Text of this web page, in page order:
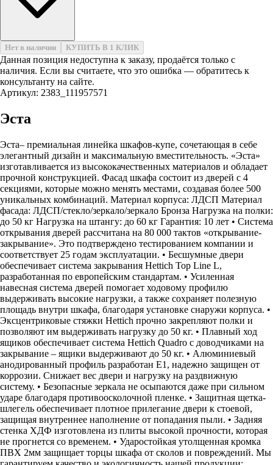
Нет в наличии КУПИТЬ В 1 КЛИК
Данная позиция недоступна к заказу, продаётся только с
наличия. Если вы считаете, что это ошибка — обратитесь к
консультанту на сайте.
Артикул: 2383_111957571
Эста
Эста– премиальная линейка шкафов-купе, сочетающая в себе
элегантный дизайн и максимальную вместительность. «Эста»
изготавливается из высококачественных материалов и обладает
прочной конструкцией. Фасад шкафа состоит из дверей с 4
секциями, которые можно менять местами, создавая более 500
уникальных комбинаций. Материал корпуса: ЛДСП Материал
фасада: ЛДСП/стекло/зеркало/зеркало Бронза Нагрузка на полки:
до 50 кг Нагрузка на штангу: до 60 кг Гарантия: 10 лет • Система
открывания дверей рассчитана на 80 000 тактов «открывание-
закрывание». Это подтверждено тестированием компании и
соответствует 25 годам эксплуатации. • Бесшумные двери
обеспечивает система закрывания Hettich Top Line L,
разработанная по европейским стандартам. • Усиленная
навесная система дверей помогает ходовому профилю
выдерживать высокие нагрузки, а также сохраняет полезную
площадь внутри шкафа, благодаря установке снаружи корпуса. •
Эксцентриковые стяжки Hettich прочно закрепляют полки и
позволяют им выдерживать нагрузку до 50 кг. • Плавный ход
ящиков обеспечивает система Hettich Quadro с доводчиками на
закрывание – ящики выдерживают до 50 кг. • Алюминиевый
анодированный профиль разработан Е1, надежно защищен от
коррозии. Снижает вес двери и нагрузку на раздвижную
систему. • Безопасные зеркала не осыпаются даже при сильном
ударе благодаря противоосколочной пленке. • Защитная щетка-
шлегель обеспечивает плотное прилегание двери к стоевой,
защищая внутреннее наполнение от попадания пыли. • Задняя
стенка ХДФ изготовлена из плиты высокой прочности, которая
не прогнется со временем. • Ударостойкая утолщенная кромка
ПВХ 2мм защищает торцы шкафа от сколов и повреждений. Мы